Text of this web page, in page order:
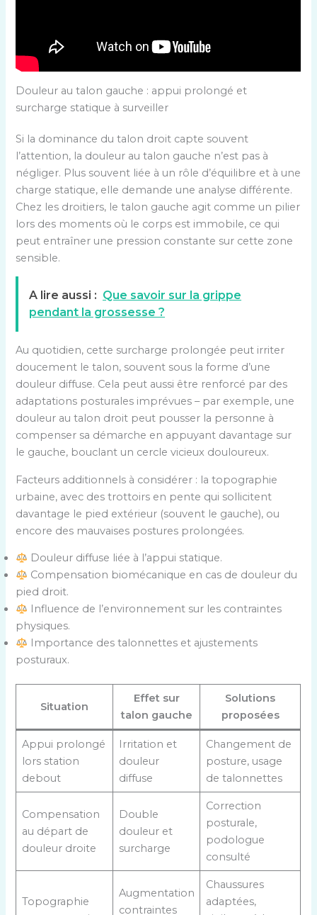
Douleur au talon gauche : appui prolongé et
surcharge statique à surveiller
Si la dominance du talon droit capte souvent
l’attention, la douleur au talon gauche n’est pas à
négliger. Plus souvent liée à un rôle d’équilibre et à une
charge statique, elle demande une analyse différente.
Chez les droitiers, le talon gauche agit comme un pilier
lors des moments où le corps est immobile, ce qui
peut entraîner une pression constante sur cette zone
sensible.
A lire aussi : Que savoir sur la grippe
pendant la grossesse ?
Au quotidien, cette surcharge prolongée peut irriter
doucement le talon, souvent sous la forme d’une
douleur diffuse. Cela peut aussi être renforcé par des
adaptations posturales imprévues – par exemple, une
douleur au talon droit peut pousser la personne à
compenser sa démarche en appuyant davantage sur
le gauche, bouclant un cercle vicieux douloureux.
Facteurs additionnels à considérer : la topographie
urbaine, avec des trottoirs en pente qui sollicitent
davantage le pied extérieur (souvent le gauche), ou
encore des mauvaises postures prolongées.
Douleur diffuse liée à l’appui statique.
Compensation biomécanique en cas de douleur du
pied droit.
Influence de l’environnement sur les contraintes
physiques.
Importance des talonnettes et ajustements
posturaux.
Situation
Effet sur
talon gauche
Solutions
proposées
Appui prolongé
lors station
debout
Irritation et
douleur
diffuse
Changement de
posture, usage
de talonnettes
Compensation
au départ de
douleur droite
Double
douleur et
surcharge
Correction
posturale,
podologue
consulté
Topographie
Augmentation
contraintes
Chaussures
adaptées,